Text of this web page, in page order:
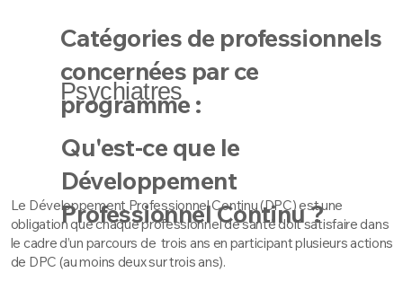
Catégories de professionnels
concernées par ce
programme :
Psychiatres
Qu'est-ce que le
Développement
Professionnel Continu ?
Le Développement Professionnel Continu (DPC) est une
obligation que chaque professionnel de santé doit satisfaire dans
le cadre d’un parcours de trois ans en participant plusieurs actions
de DPC (au moins deux sur trois ans).